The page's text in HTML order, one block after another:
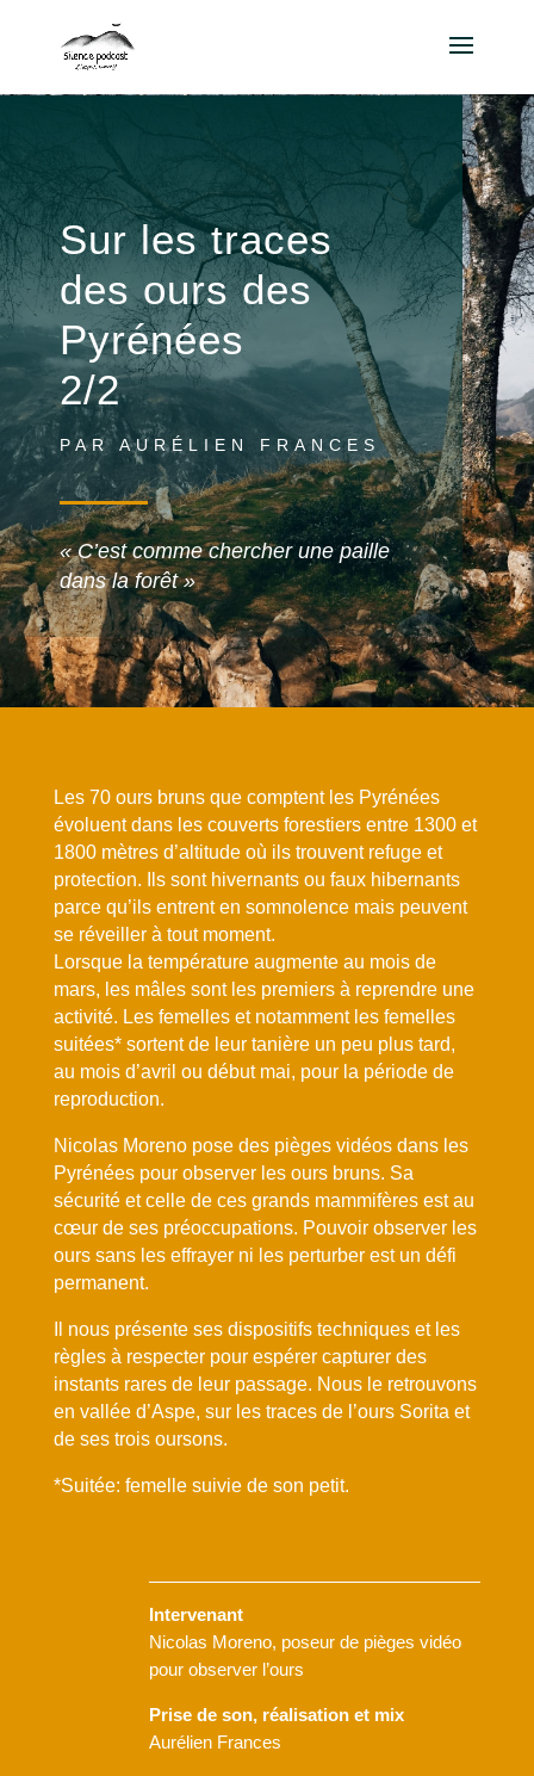
Sur les traces
des ours des
Pyrénées
2/2
PAR AURÉLIEN FRANCES
« C’est comme chercher une paille
dans la forêt »
Les 70 ours bruns que comptent les Pyrénées
évoluent dans les couverts forestiers entre 1300 et
1800 mètres d’altitude où ils trouvent refuge et
protection. Ils sont hivernants ou faux hibernants
parce qu’ils entrent en somnolence mais peuvent
se réveiller à tout moment.
Lorsque la température augmente au mois de
mars, les mâles sont les premiers à reprendre une
activité. Les femelles et notamment les femelles
suitées* sortent de leur tanière un peu plus tard,
au mois d’avril ou début mai, pour la période de
reproduction.
Nicolas Moreno pose des pièges vidéos dans les
Pyrénées pour observer les ours bruns. Sa
sécurité et celle de ces grands mammifères est au
cœur de ses préoccupations. Pouvoir observer les
ours sans les effrayer ni les perturber est un défi
permanent.
Il nous présente ses dispositifs techniques et les
règles à respecter pour espérer capturer des
instants rares de leur passage. Nous le retrouvons
en vallée d’Aspe, sur les traces de l’ours Sorita et
de ses trois oursons.
*Suitée: femelle suivie de son petit.
Intervenant
Nicolas Moreno, poseur de pièges vidéo
pour observer l’ours
Prise de son, réalisation et mix
Aurélien Frances